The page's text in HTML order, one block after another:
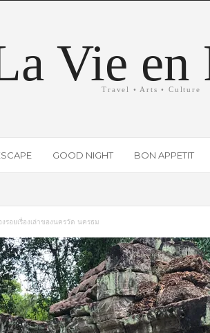
Vie en
Travel • Arts • Culture
GOOD NIGHT BON APPETIT
รอยเรื่องเล่าของนครวัด นครธม